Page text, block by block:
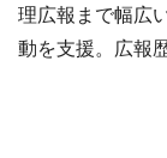
理広報まで幅広
動を支援。広報